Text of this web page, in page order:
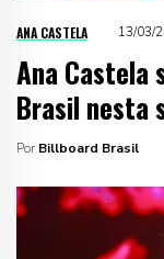
ANA CASTELA 13/03/
Ana Castela
Brasil nesta
Por Billboard Brasil